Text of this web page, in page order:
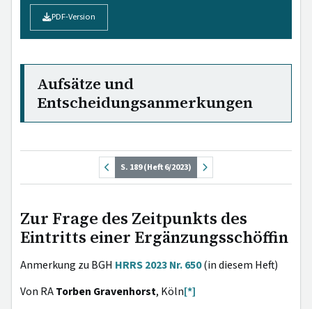
PDF-Version
Aufsätze und
Entscheidungsanmerkungen
S. 189 (Heft 6/2023)
Zur Frage des Zeitpunkts des
Eintritts einer Ergänzungsschöffin
Anmerkung zu BGH HRRS 2023 Nr. 650(in diesem Heft)
Von RATorben Gravenhorst, Köln[*]